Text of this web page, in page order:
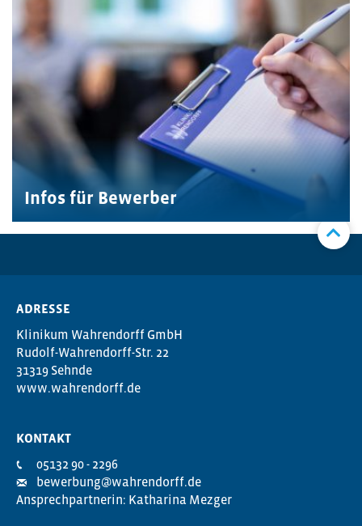
Infos für Bewerber
ADRESSE
Klinikum Wahrendorff GmbH
Rudolf-Wahrendorff-Str. 22
31319 Sehnde
www.wahrendorff.de
KONTAKT
05132 90 - 2296
bewerbung@wahrendorff.de
Ansprechpartnerin: Katharina Mezger